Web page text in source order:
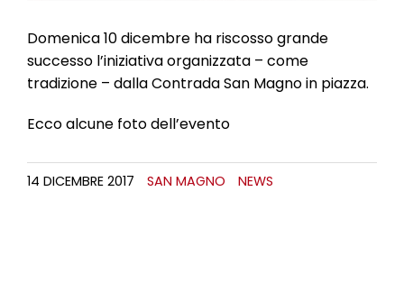
Domenica 10 dicembre ha riscosso grande
successo l’iniziativa organizzata – come
tradizione – dalla Contrada San Magno in piazza.
Ecco alcune foto dell’evento
14 DICEMBRE 2017 SAN MAGNO NEWS